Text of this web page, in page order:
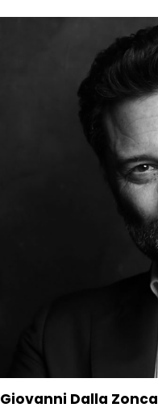
Giovanni Dalla Zonca